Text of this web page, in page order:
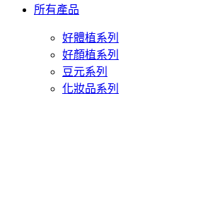
所有產品
好體植系列
好顏植系列
豆元系列
化妝品系列